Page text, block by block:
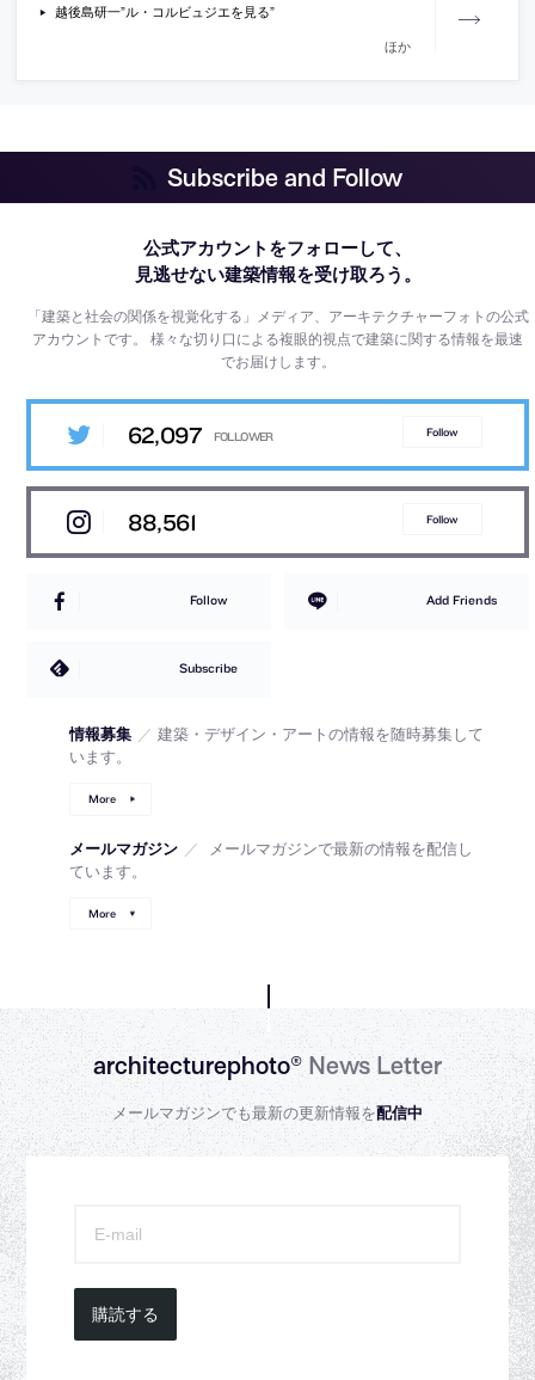
越後島研一”ル・コルビュジエを見る”
ほか
Subscribe and Follow
公式アカウントをフォローして、
見逃せない建築情報を受け取ろう。
「建築と社会の関係を視覚化する」メディア、アーキテクチャーフォトの公式
アカウントです。様々な切り口による複眼的視点で建築に関する情報を最速
でお届けします。
62,097 Follow
88,561 Follow
Follow Add Friends
Subscribe
情報募集 ／ 建築・デザイン・アートの情報を随時募集して
います。
More
メールマガジン ／
メールマガジンで最新の情報を配信し
ています。
More
architecturephoto®News Letter
メールマガジンでも最新の更新情報を配信中
購読する